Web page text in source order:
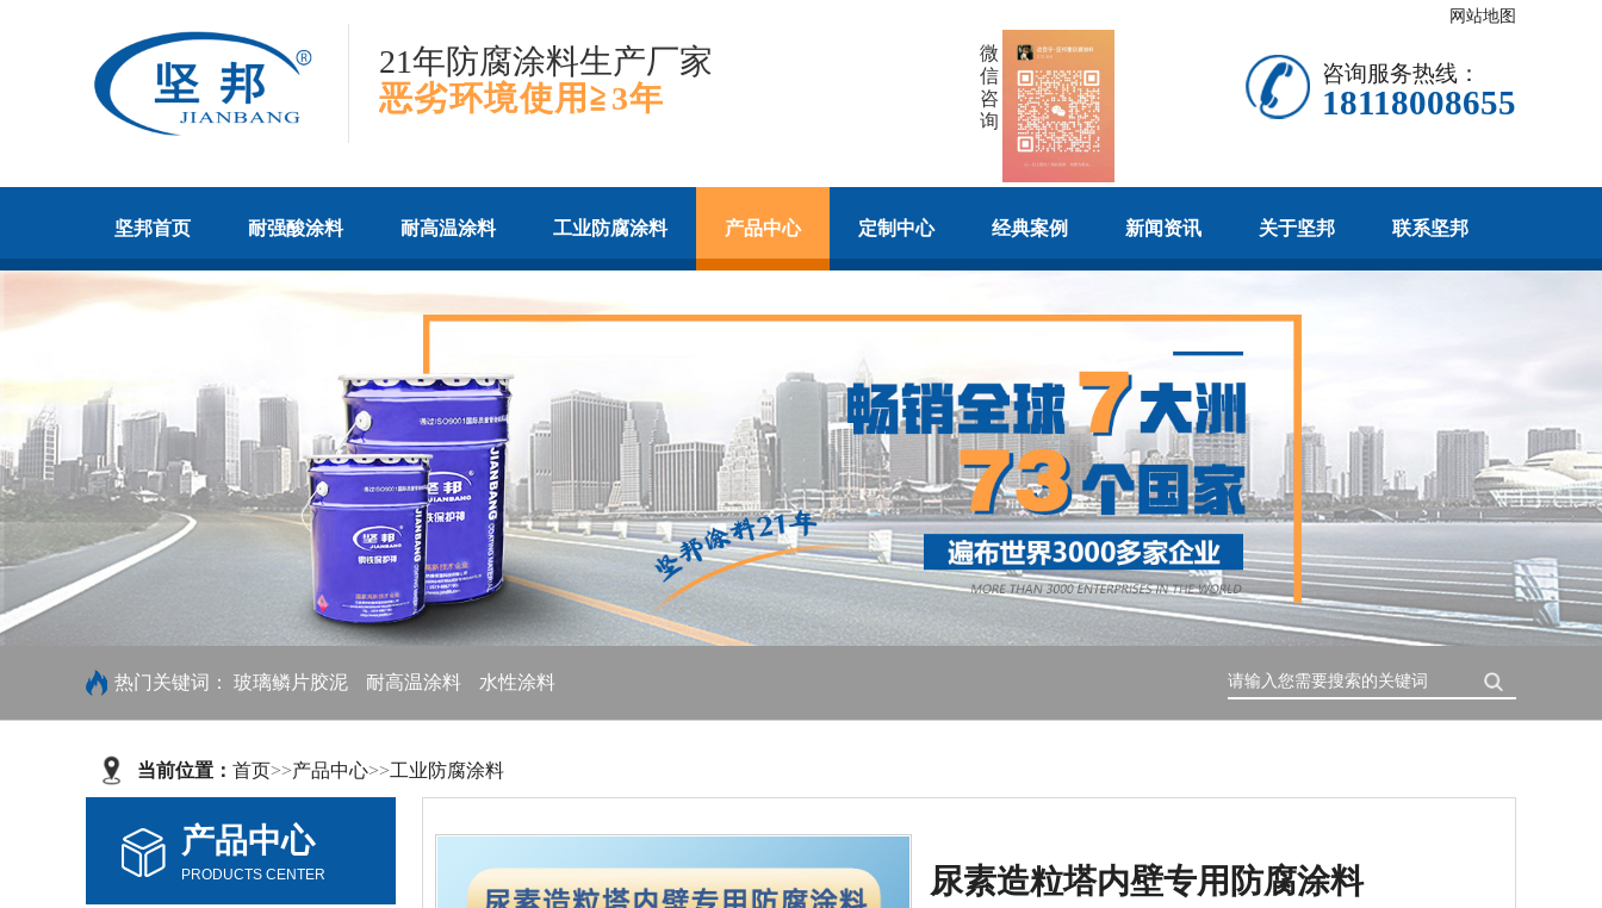
21年防腐涂料生产厂家
恶劣环境使用≧3年
微
信
咨
询
咨询服务热线：
18118008655
网站地图
坚邦首页 耐强酸涂料 耐高温涂料 工业防腐涂料 产品中心 定制中心 经典案例 新闻资讯 关于坚邦 联系坚邦
搜索
热门关键词： 玻璃鳞片胶泥 耐高温涂料 水性涂料
当前位置： 首页>>产品中心>>工业防腐涂料
尿素造粒塔内壁专用防腐涂料
产品中心
PRODUCTS CENTER